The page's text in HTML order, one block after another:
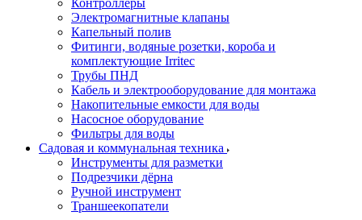
Контроллеры
Электромагнитные клапаны
Капельный полив
Фитинги, водяные розетки, короба и
комплектующие Irritec
Трубы ПНД
Кабель и электрооборудование для монтажа
Накопительные емкости для воды
Насосное оборудование
Фильтры для воды
Садовая и коммунальная техника
Инструменты для разметки
Подрезчики дёрна
Ручной инструмент
Траншеекопатели